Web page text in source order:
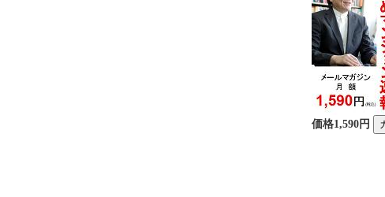
価格1,590円